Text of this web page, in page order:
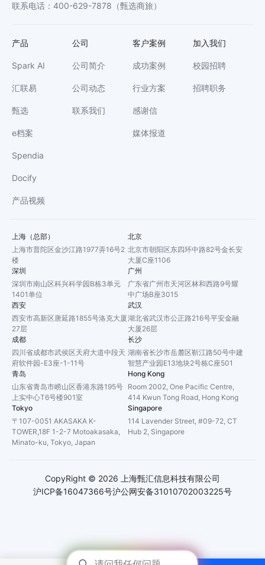
联系电话 ： 400-629-7878 （甄选商旅）
产品
Spark AI
汇联易
甄选
e档案
Spendia
Docify
产品视频
公司
公司简介
公司动态
联系我们
客户案例
成功案例
行业方案
感谢信
媒体报道
加入我们
校园招聘
招聘职务
上海（总部）
上海市普陀区金沙江路1977弄16号2
楼
北京
北京市朝阳区东四环中路82号金长安
大厦C座1106
深圳
深圳市南山区科兴科学园B栋3单元
1401单位
广州
广东省广州市天河区林和西路9号耀
中广场B座3015
西安
西安市高新区唐延路1855号洛克大厦
27层
武汉
湖北省武汉市公正路216号平安金融
大厦26层
成都
四川省成都市武侯区天府大道中段天
府软件园-E3座-1-11号
长沙
湖南省长沙市岳麓区靳江路50号中建
智慧产业园E13地块2号栋C座501
青岛
山东省青岛市崂山区香港东路195号
上实中心T6号楼901室
Hong Kong
Room 2002, One Pacific Centre,
414 Kwun Tong Road, Hong Kong
Tokyo
〒107-0051 AKASAKA K-
TOWER,18F 1-2-7 Motoakasaka,
Minato-ku, Tokyo, Japan
Singapore
114 Lavender Street, #09-72, CT
Hub 2, Singapore
沪ICP备16047366号沪公网安备31010702003225号
CopyRight © 2026 上海甄汇信息科技有限公司